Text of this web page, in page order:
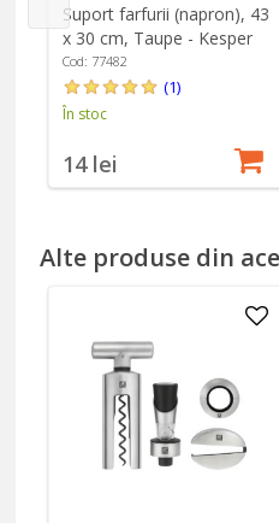
Suport farfurii (napron), 43
x 30 cm, Taupe - Kesper
Cod: 77482
(1)
În stoc
14 lei
Alte produse din